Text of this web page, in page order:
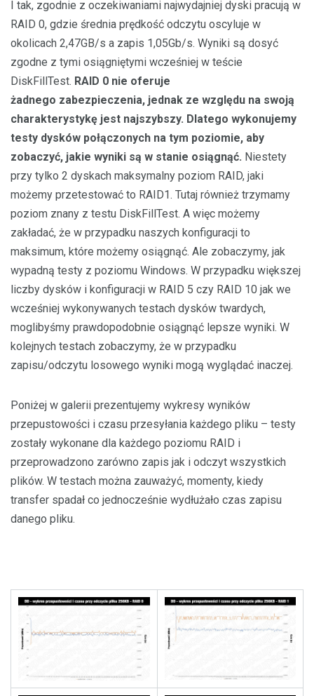
I tak, zgodnie z oczekiwaniami najwydajniej dyski pracują w
RAID 0, gdzie średnia prędkość odczytu oscyluje w
okolicach 2,47GB/s a zapis 1,05Gb/s. Wyniki są dosyć
zgodne z tymi osiągniętymi wcześniej w teście
DiskFillTest. RAID 0 nie oferuje
żadnego zabezpieczenia, jednak ze względu na swoją
charakterystykę jest najszybszy. Dlatego wykonujemy
testy dysków połączonych na tym poziomie, aby
zobaczyć, jakie wyniki są w stanie osiągnąć. Niestety
przy tylko 2 dyskach maksymalny poziom RAID, jaki
możemy przetestować to RAID1. Tutaj również trzymamy
poziom znany z testu DiskFillTest. A więc możemy
zakładać, że w przypadku naszych konfiguracji to
maksimum, które możemy osiągnąć. Ale zobaczymy, jak
wypadną testy z poziomu Windows. W przypadku większej
liczby dysków i konfiguracji w RAID 5 czy RAID 10 jak we
wcześniej wykonywanych testach dysków twardych,
moglibyśmy prawdopodobnie osiągnąć lepsze wyniki. W
kolejnych testach zobaczymy, że w przypadku
zapisu/odczytu losowego wyniki mogą wyglądać inaczej.
Poniżej w galerii prezentujemy wykresy wyników
przepustowości i czasu przesyłania każdego pliku – testy
zostały wykonane dla każdego poziomu RAID i
przeprowadzono zarówno zapis jak i odczyt wszystkich
plików. W testach można zauważyć, momenty, kiedy
transfer spadał co jednocześnie wydłużało czas zapisu
danego pliku.